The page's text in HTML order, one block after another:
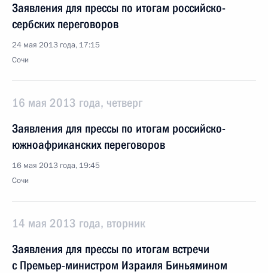
Заявления для прессы по итогам российско-
сербских переговоров
24 мая 2013 года, 17:15
Сочи
16 мая 2013 года, четверг
Заявления для прессы по итогам российско-
южноафриканских переговоров
16 мая 2013 года, 19:45
Сочи
14 мая 2013 года, вторник
Заявления для прессы по итогам встречи
с Премьер-министром Израиля Биньямином